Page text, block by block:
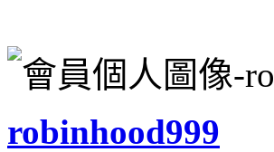
robinhood999